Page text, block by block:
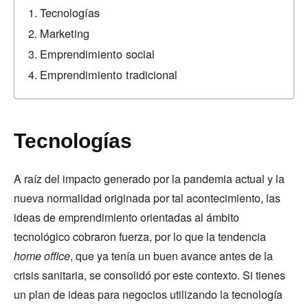
Tecnologías
Marketing
Emprendimiento social
Emprendimiento tradicional
Tecnologías
A raíz del impacto generado por la pandemia actual y la
nueva normalidad originada por tal acontecimiento, las
ideas de emprendimiento orientadas al ámbito
tecnológico cobraron fuerza, por lo que la tendencia
home office, que ya tenía un buen avance antes de la
crisis sanitaria, se consolidó por este contexto. Si tienes
un plan de ideas para negocios utilizando la tecnología